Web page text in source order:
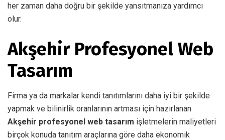
her zaman daha doğru bir şekilde yansıtmanıza yardımcı
olur.
Akşehir Profesyonel Web
Tasarım
Firma ya da markalar kendi tanıtımlarını daha iyi bir şekilde
yapmak ve bilinirlik oranlarının artması için hazırlanan
Akşehir profesyonel web tasarım işletmelerin maliyetleri
birçok konuda tanıtım araçlarına göre daha ekonomik